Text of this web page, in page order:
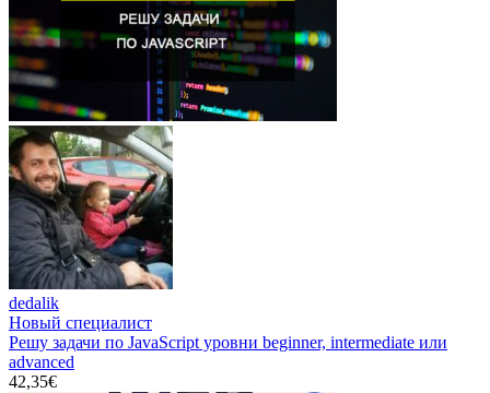
dedalik
Новый специалист
Решу задачи по JavaScript уровни beginner, intermediate или
advanced
42,35€